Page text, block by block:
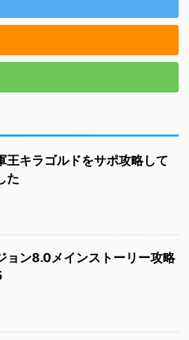
王キラゴルドをサポ攻略して
た
ョン8.0メインストーリー攻略